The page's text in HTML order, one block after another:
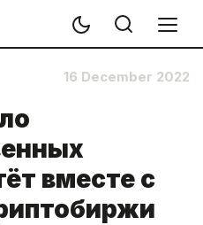
16 December 2022
вместе с